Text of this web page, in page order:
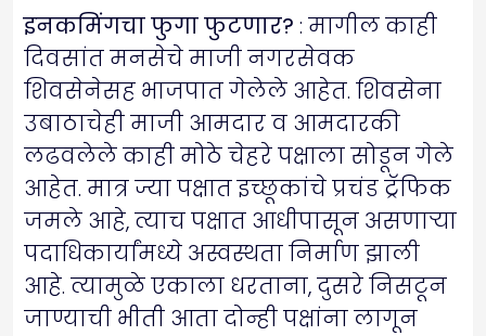
इनकमिंगचा फुगा फुटणार? : मागील काही
दिवसांत मनसेचे माजी नगरसेवक
शिवसेनेसह भाजपात गेलेले आहेत. शिवसेना
उबाठाचेही माजी आमदार व आमदारकी
लढवलेले काही मोठे चेहरे पक्षाला सोडून गेले
आहेत. मात्र ज्या पक्षात इच्छूकांचे प्रचंड ट्रॅफिक
जमले आहे, त्याच पक्षात आधीपासून असणाऱ्या
पदाधिकार्यांमध्ये अस्वस्थता निर्माण झाली
आहे. त्यामुळे एकाला धरताना, दुसरे निसटून
जाण्याची भीती आता दोन्ही पक्षांना लागून